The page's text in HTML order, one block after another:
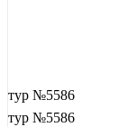
тур №5586
тур №5586